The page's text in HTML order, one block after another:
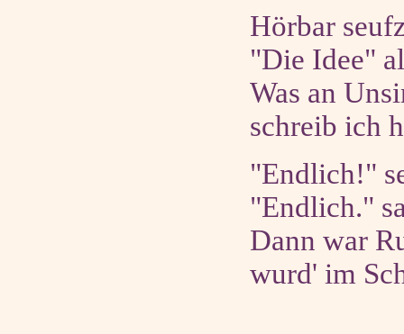
Hörbar
"Die Idee"
Was an
schreib ich
"Endlich!"
"Endlich."
Dann war
wurd' im